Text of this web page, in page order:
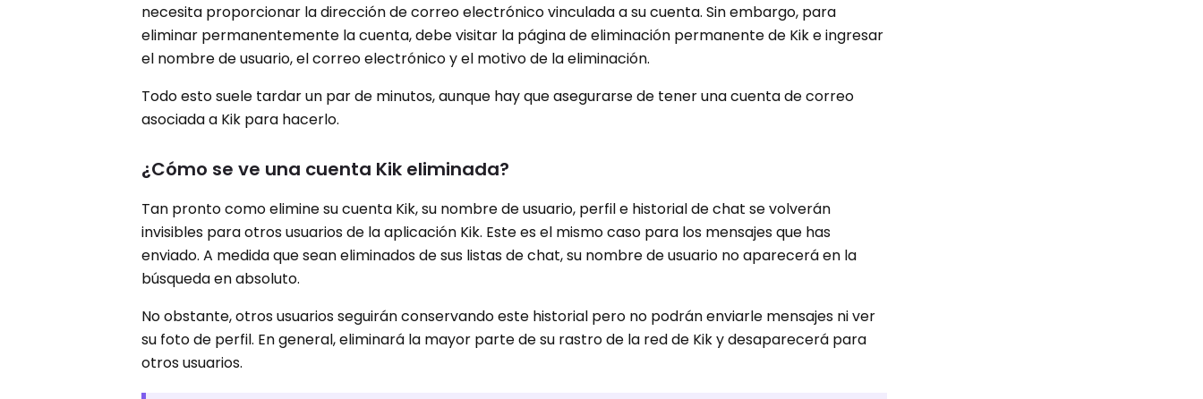
necesita proporcionar la dirección de correo electrónico vinculada a su cuenta. Sin embargo, para
eliminar permanentemente la cuenta, debe visitar la página de eliminación permanente de Kik e ingresar
el nombre de usuario, el correo electrónico y el motivo de la eliminación.
Todo esto suele tardar un par de minutos, aunque hay que asegurarse de tener una cuenta de correo
asociada a Kik para hacerlo.
¿Cómo se ve una cuenta Kik eliminada?
Tan pronto como elimine su cuenta Kik, su nombre de usuario, perfil e historial de chat se volverán
invisibles para otros usuarios de la aplicación Kik. Este es el mismo caso para los mensajes que has
enviado. A medida que sean eliminados de sus listas de chat, su nombre de usuario no aparecerá en la
búsqueda en absoluto.
No obstante, otros usuarios seguirán conservando este historial pero no podrán enviarle mensajes ni ver
su foto de perfil. En general, eliminará la mayor parte de su rastro de la red de Kik y desaparecerá para
otros usuarios.